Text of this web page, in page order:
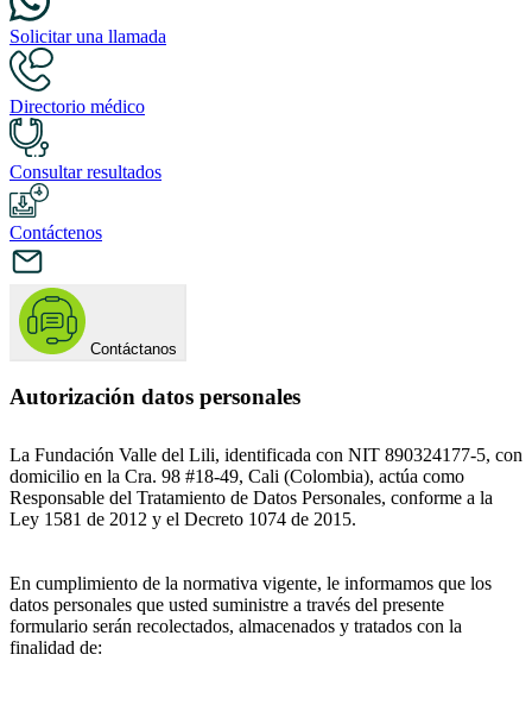
Solicitar una llamada
Directorio médico
Consultar resultados
Contáctenos
Contáctanos
Autorización datos personales
La Fundación Valle del Lili, identificada con NIT 890324177-5, con
domicilio en la Cra. 98 #18-49, Cali (Colombia), actúa como
Responsable del Tratamiento de Datos Personales, conforme a la
Ley 1581 de 2012 y el Decreto 1074 de 2015.
En cumplimiento de la normativa vigente, le informamos que los
datos personales que usted suministre a través del presente
formulario serán recolectados, almacenados y tratados con la
finalidad de: